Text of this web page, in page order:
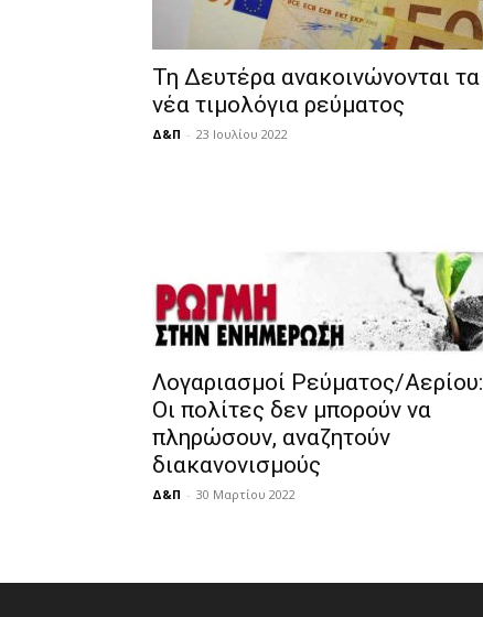
Τη Δευτέρα ανακοινώνονται τα
νέα τιμολόγια ρεύματος
Δ&Π - 23 Ιουλίου 2022
Λογαριασμοί Ρεύματος/Αερίου:
Οι πολίτες δεν μπορούν να
πληρώσουν, αναζητούν
διακανονισμούς
Δ&Π - 30 Μαρτίου 2022